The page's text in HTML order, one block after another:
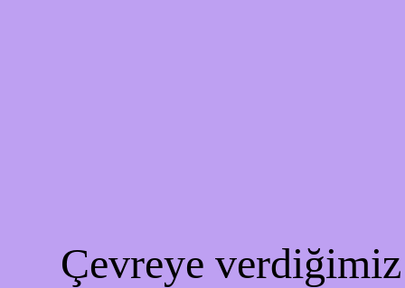
Çevreye verdiğimiz